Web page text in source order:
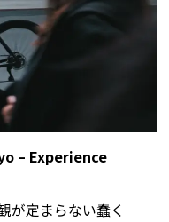
– Experience
が定まらない蠢く